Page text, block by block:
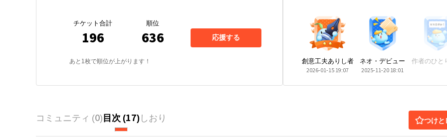
チケット合計
196
順位
636 応援する
あと 1枚で順位が上がります！ 創意工夫ありし者
2026-01-15 19:07
ネオ・デビュー
2025-11-20 18:01
作者のひと
コミュニティ (0)目次 (17)しおり つけ